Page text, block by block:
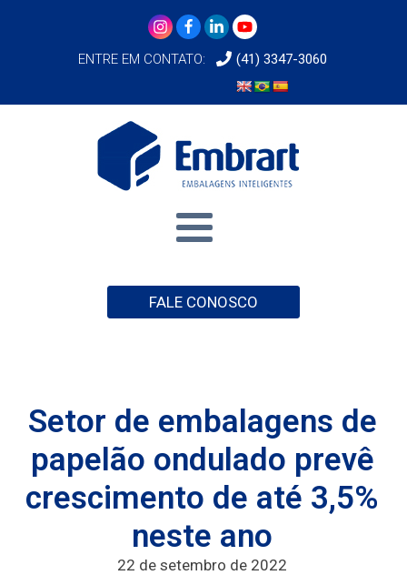
ENTRE EM CONTATO: (41) 3347-3060
FALE CONOSCO
Setor de embalagens de
papelão ondulado prevê
crescimento de até 3,5%
neste ano
22 de setembro de 2022